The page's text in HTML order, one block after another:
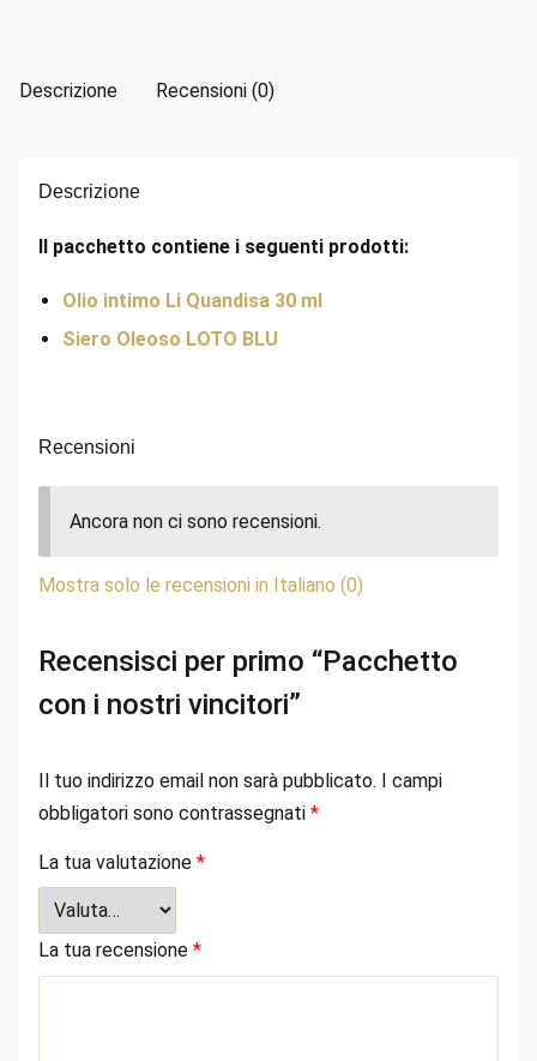
Descrizione Recensioni (0)
Descrizione
Il pacchetto contiene i seguenti prodotti:
Olio intimo Li Quandisa 30 ml
Siero Oleoso LOTO BLU
Recensioni
Ancora non ci sono recensioni.
Mostra solo le recensioni in Italiano (0)
Recensisci per primo “Pacchetto
con i nostri vincitori”
Il tuo indirizzo email non sarà pubblicato. I campi
obbligatori sono contrassegnati *
La tua valutazione *
La tua recensione *